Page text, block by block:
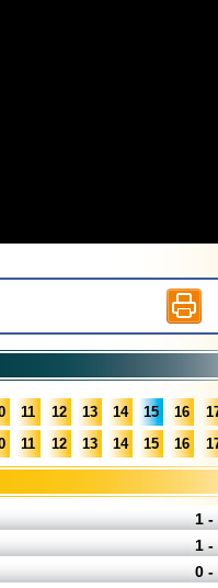
11 12 13 14 15 16
11 12 13 14 15 16
1 -
1 -
0 -